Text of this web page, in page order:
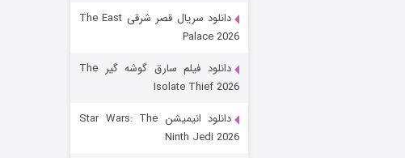
دانلود سریال قصر شرقی The East
Palace 2026
دانلود فیلم سارق گوشه گیر The
Isolate Thief 2026
دانلود انیمیشن Star Wars: The
Ninth Jedi 2026